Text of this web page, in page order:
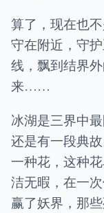
算了，现在也
守在附近，守
线，飘到结界
来……
冰湖是三界中
还是有一段典
一种花，这种
洁无暇，在一
赢了妖界，那